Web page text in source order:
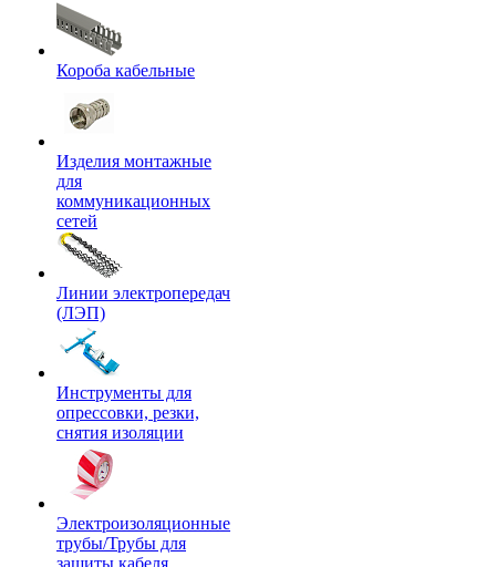
Короба кабельные
Изделия монтажные
для
коммуникационных
сетей
Линии электропередач
(ЛЭП)
Инструменты для
опрессовки, резки,
снятия изоляции
Электроизоляционные
трубы/Трубы для
защиты кабеля